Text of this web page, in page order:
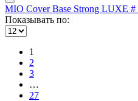
MIO Cover Base Strong LUXE #
Показывать по:
1
2
3
…
27